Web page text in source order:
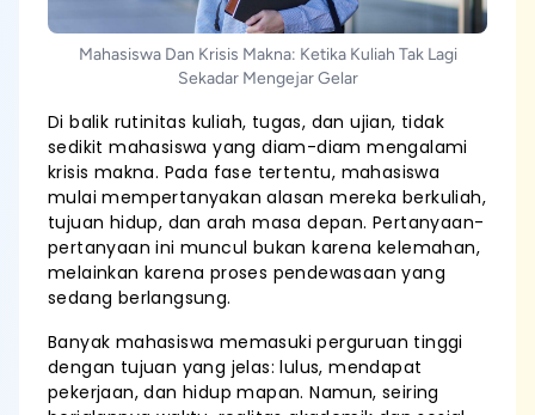
Mahasiswa Dan Krisis Makna: Ketika Kuliah Tak Lagi
Sekadar Mengejar Gelar
Di balik rutinitas kuliah, tugas, dan ujian, tidak
sedikit mahasiswa yang diam-diam mengalami
krisis makna. Pada fase tertentu, mahasiswa
mulai mempertanyakan alasan mereka berkuliah,
tujuan hidup, dan arah masa depan. Pertanyaan-
pertanyaan ini muncul bukan karena kelemahan,
melainkan karena proses pendewasaan yang
sedang berlangsung.
Banyak mahasiswa memasuki perguruan tinggi
dengan tujuan yang jelas: lulus, mendapat
pekerjaan, dan hidup mapan. Namun, seiring